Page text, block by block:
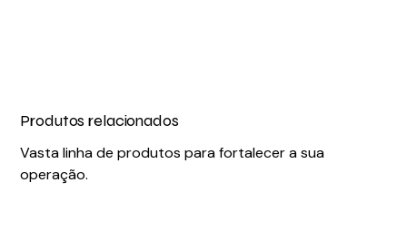
Produtos relacionados
Vasta linha de produtos para fortalecer a sua
operação.